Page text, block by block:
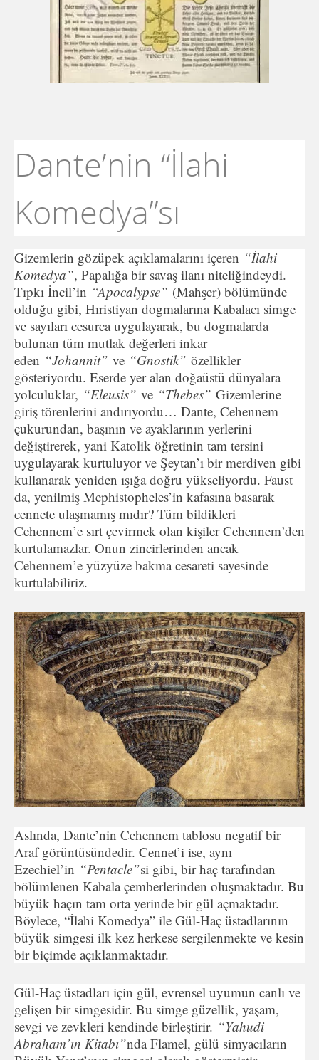
Dante’nin “İlahi
Komedya”sı
Gizemlerin gözüpek açıklamalarını içeren “İlahi
Komedya”, Papalığa bir savaş ilanı niteliğindeydi.
Tıpkı İncil’in “Apocalypse” (Mahşer) bölümünde
olduğu gibi, Hıristiyan dogmalarına Kabalacı simge
ve sayıları cesurca uygulayarak, bu dogmalarda
bulunan tüm mutlak değerleri inkar
eden “Johannit” ve “Gnostik” özellikler
gösteriyordu. Eserde yer alan doğaüstü dünyalara
yolculuklar, “Eleusis” ve “Thebes” Gizemlerine
giriş törenlerini andırıyordu… Dante, Cehennem
çukurundan, başının ve ayaklarının yerlerini
değiştirerek, yani Katolik öğretinin tam tersini
uygulayarak kurtuluyor ve Şeytan’ı bir merdiven gibi
kullanarak yeniden ışığa doğru yükseliyordu. Faust
da, yenilmiş Mephistopheles’in kafasına basarak
cennete ulaşmamış mıdır? Tüm bildikleri
Cehennem’e sırt çevirmek olan kişiler Cehennem’den
kurtulamazlar. Onun zincirlerinden ancak
Cehennem’e yüzyüze bakma cesareti sayesinde
kurtulabiliriz.
Aslında, Dante’nin Cehennem tablosu negatif bir
Araf görüntüsündedir. Cennet’i ise, aynı
Ezechiel’in “Pentacle”si gibi, bir haç tarafından
bölümlenen Kabala çemberlerinden oluşmaktadır. Bu
büyük haçın tam orta yerinde bir gül açmaktadır.
Böylece, “İlahi Komedya” ile Gül-Haç üstadlarının
büyük simgesi ilk kez herkese sergilenmekte ve kesin
bir biçimde açıklanmaktadır.
Gül-Haç üstadları için gül, evrensel uyumun canlı ve
gelişen bir simgesidir. Bu simge güzellik, yaşam,
sevgi ve zevkleri kendinde birleştirir. “Yahudi
Abraham’ın Kitabı”nda Flamel, gülü simyacıların